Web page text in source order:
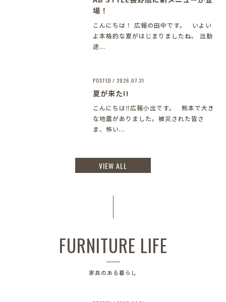
場！
こんにちは！ 広報の田中です。 いよい
よ本格的な夏がはじまりましたね。 出勤
途...
POSTED / 2026.07.31
夏が来た!!
こんにちは‼︎広報小出です。 熊本で大き
な地震がありました。被災された皆さ
ま、怖い...
VIEW ALL
FURNITURE LIFE
家具のある暮らし